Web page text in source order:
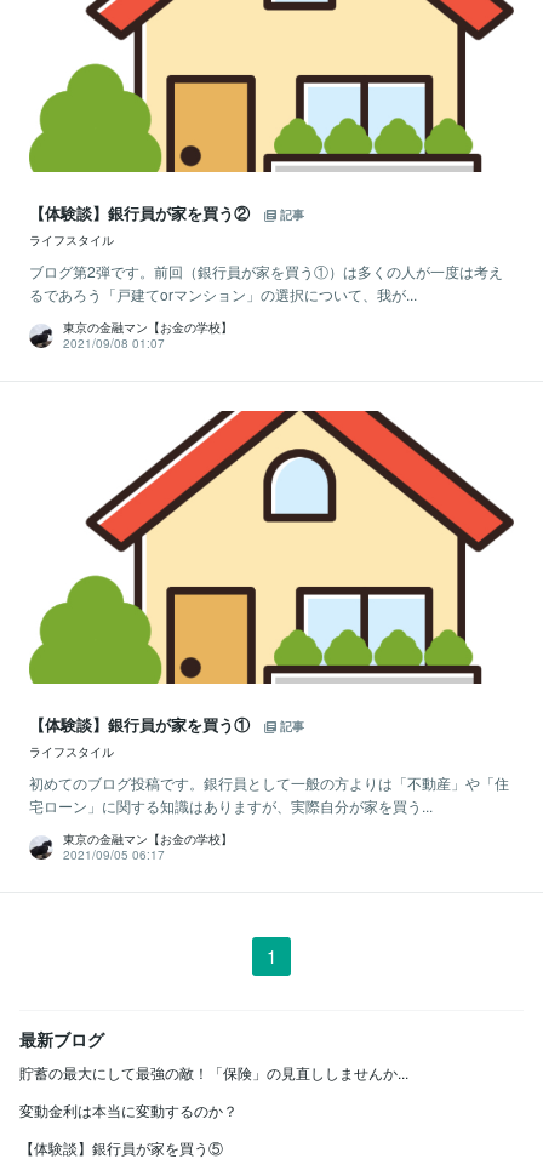
【体験談】銀行員が家を買う②
記事
ライフスタイル
ブログ第2弾です。前回（銀行員が家を買う①）は多くの人が一度は考え
るであろう「戸建てorマンション」の選択について、我が...
東京の金融マン【お金の学校】
2021/09/08 01:07
【体験談】銀行員が家を買う①
記事
ライフスタイル
初めてのブログ投稿です。銀行員として一般の方よりは「不動産」や「住
宅ローン」に関する知識はありますが、実際自分が家を買う...
東京の金融マン【お金の学校】
2021/09/05 06:17
1
最新ブログ
貯蓄の最大にして最強の敵！「保険」の見直ししませんか...
変動金利は本当に変動するのか？
【体験談】銀行員が家を買う⑤